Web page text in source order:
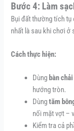
Bước 4: Làm
Bụi đất thường tích
nhất là sau khi chơi ở
Cách thực hiện:
Dùng bàn
hướng tròn.
Dùngtăm
nối mặt vợt –
Kiểm tra cả